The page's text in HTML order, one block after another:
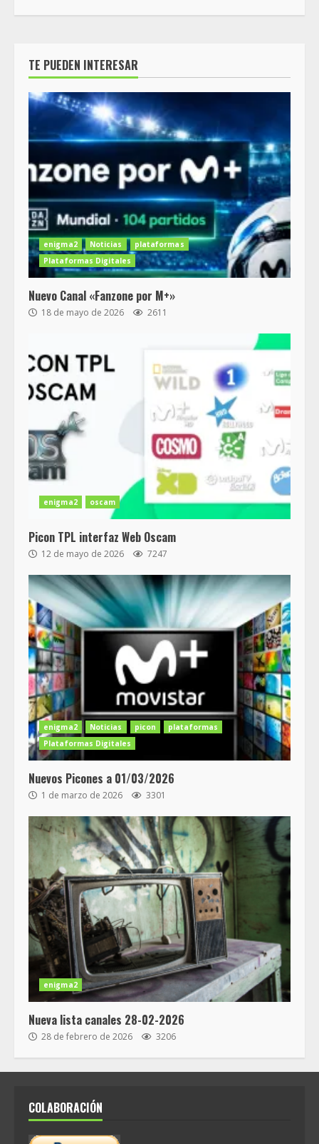
TE PUEDEN INTERESAR
enigma2 Noticias
plataformas
Plataformas Digitales
Nuevo Canal «Fanzone por M+»
18 de mayo de 2026 2611
enigma2 oscam
Picon TPL interfaz Web Oscam
12 de mayo de 2026 7247
enigma2 Noticias picon
plataformas
Plataformas Digitales
Nuevos Picones a 01/03/2026
1 de marzo de 2026 3301
enigma2
Nueva lista canales 28-02-2026
28 de febrero de 2026 3206
COLABORACIÓN